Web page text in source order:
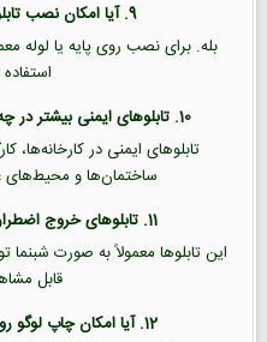
9. آیا امکان نصب تابلو روی پایه وجود دارد؟
بله. برای نصب روی پایه یا لوله
10. تابلوهای ایمنی بیشتر در چه مکان‌هایی استفاده می‌شوند؟
تابلوهای ایمنی در کارخانه‌ها،
ساختمان‌ها و محیط‌های
11. تابلوهای خروج اضطراری چه ویژگی‌هایی دارند؟
این تابلوها معمولاً به صورت
قابل
12. آیا امکان چاپ لوگو روی تابلو ایمنی وجود دارد؟